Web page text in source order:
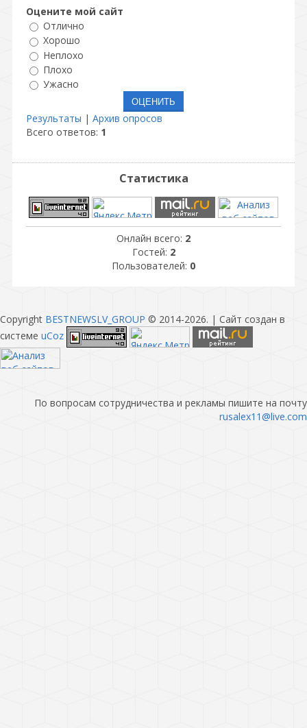
Оцените мой сайт
Отлично
Хорошо
Неплохо
Плохо
Ужасно
Результаты | Архив опросов
Всего ответов: 1
Статистика
Онлайн всего: 2
Гостей: 2
Пользователей: 0
Copyright BESTNEWSLV_GROUP © 2014-2026. | Сайт создан в
системе uCoz
По вопросам сотрудничества и рекламы пишите на почту
rusalex11@live.com